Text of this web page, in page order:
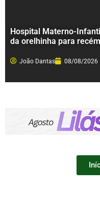
Hospital Materno-
da orelhinha para
João Dantas 08/08/2026